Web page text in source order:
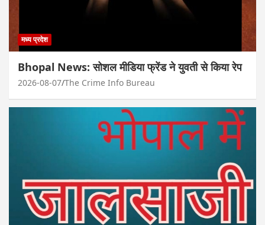
मध्य प्रदेश
Bhopal News: सोशल मीडिया फ्रेंड ने युवती से किया रेप
2026-08-07 The Crime Info Bureau